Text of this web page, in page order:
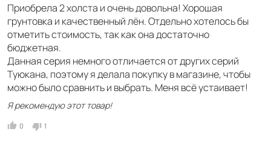
Приобрела 2 холста и очень довольна! Хорошая
грунтовка и качественный лён. Отдельно хотелось бы
отметить стоимость, так как она достаточно
бюджетная.
Данная серия немного отличается от других серий
Туюкана, поэтому я делала покупку в магазине, чтобы
можно было сравнить и выбрать. Меня всё устаивает!
Я рекомендую этот товар!
0 1